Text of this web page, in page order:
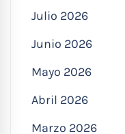
Julio 2026
Junio 2026
Mayo 2026
Abril 2026
Marzo 2026